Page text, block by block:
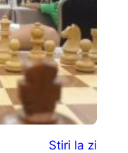
Stiri la zi